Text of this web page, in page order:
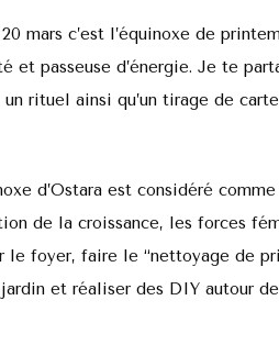
mars c’est l’équinoxe de
et passeuse d’énergie. Je te
rituel ainsi qu’un tirage de
d’Ostara est considéré
de la croissance, les forces
foyer, faire le “nettoyage de
jardin et réaliser des DIY autour